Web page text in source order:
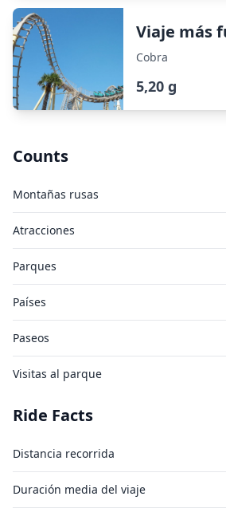
Viaje más
Cobra
5,20 g
Counts
Montañas rusas
Atracciones
Parques
Países
Paseos
Visitas al parque
Ride Facts
Distancia recorrida
Duración media del viaje